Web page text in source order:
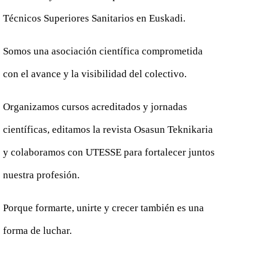
Técnicos Superiores Sanitarios en Euskadi.
Somos una asociación científica comprometida
con el avance y la visibilidad del colectivo.
Organizamos cursos acreditados y jornadas
científicas, editamos la revista Osasun Teknikaria
y colaboramos con UTESSE para fortalecer juntos
nuestra profesión.
Porque formarte, unirte y crecer también es una
forma de luchar.